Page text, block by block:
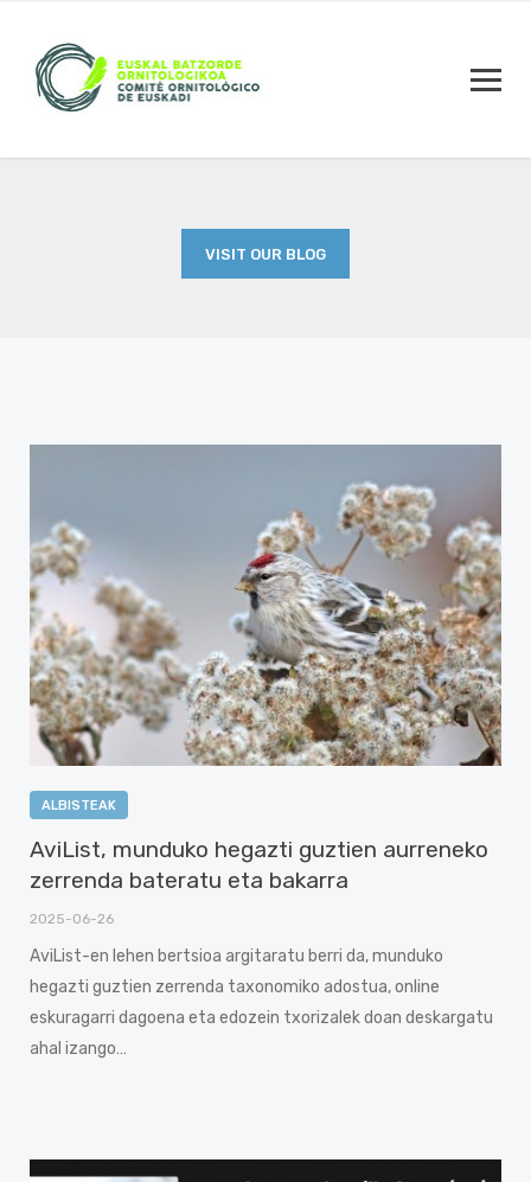
VISIT OUR BLOG
ALBISTEAK
AviList, munduko hegazti guztien aurreneko
zerrenda bateratu eta bakarra
2025-06-26
AviList-en lehen bertsioa argitaratu berri da, munduko
hegazti guztien zerrenda taxonomiko adostua, online
eskuragarri dagoena eta edozein txorizalek doan deskargatu
ahal izango…